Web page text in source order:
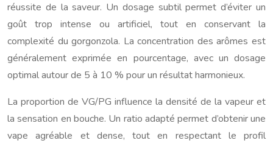
réussite de la saveur. Un dosage subtil permet d’éviter un
goût trop intense ou artificiel, tout en conservant la
complexité du gorgonzola. La concentration des arômes est
généralement exprimée en pourcentage, avec un dosage
optimal autour de 5 à 10 % pour un résultat harmonieux.
La proportion de VG/PG influence la densité de la vapeur et
la sensation en bouche. Un ratio adapté permet d’obtenir une
vape agréable et dense, tout en respectant le profil